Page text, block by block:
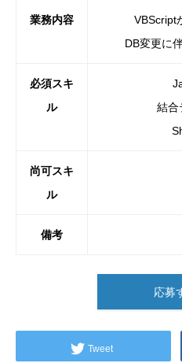
業務内容
VBScript
DB変更に
必須スキ
ル
結合
尚可スキ
ル
備考
応募
Tweet